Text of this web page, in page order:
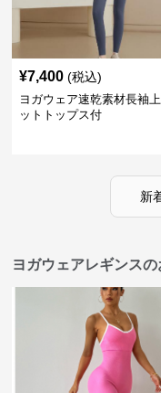
¥7,400 (税込)
ヨガウェア速乾素材長袖
ットトップス付
新
ヨガウェアレギンス